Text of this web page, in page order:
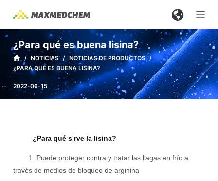
t
r
a
l
n
¿Para qué es buena lisina?
/ NOTICIAS / NOTICIAS DE PRODUCTOS /
¿PARA QUÉ ES BUENA LISINA?
2022-06-15
¿Para qué sirve la lisina?
1. Puede proteger contra y tratar las llagas en frío a
través de medios de bloqueo de arginina